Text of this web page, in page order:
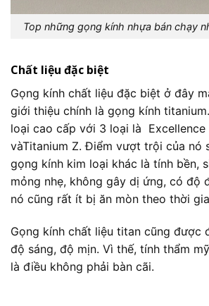
Top những gọng kính nhựa bán chạy
Chất liệu đặc biệt
Gọng kính chất liệu đặc biệt ở đây
giới thiệu chính là gọng kính
loại cao cấp với 3 loại là Excellence
vàTitanium Z. Điểm vượt trội của nó
gọng kính kim loại khác là tính bền,
mỏng nhẹ, không gây dị ứng, có độ
nó cũng rất ít bị ăn mòn theo thời
Gọng kính chất liệu titan cũng được
độ sáng, độ mịn. Vì thế, tính thẩm
là điều không phải bàn cãi.